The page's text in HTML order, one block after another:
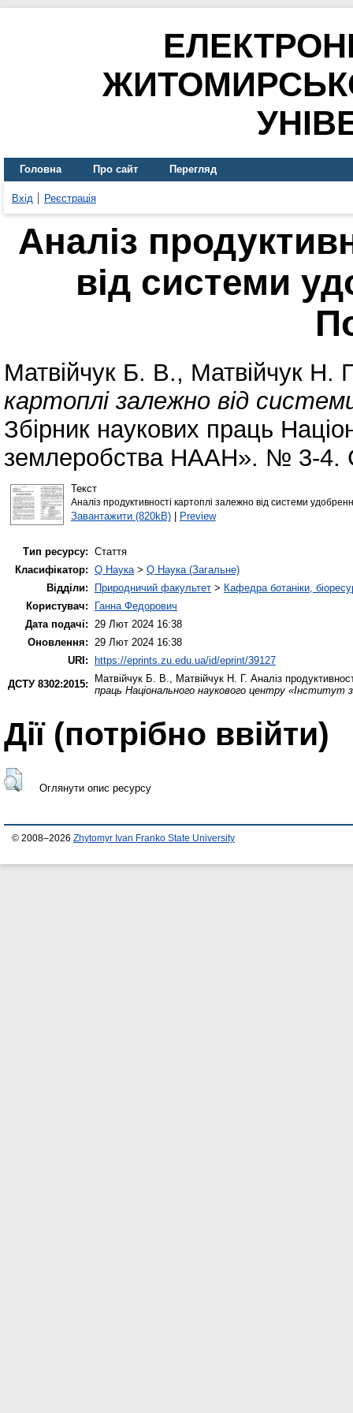
Головна Про сайт Перегляд
Вхід Реєстрація
Аналіз
від системи
Матвійчук Б. В., Матвійчук Н.
картоплі залежно від
Збірник наукових праць
землеробства НААН». № 3-4.
Текст
Аналіз продуктивності картоплі залежно від системи
Завантажити (820kB)| Preview
Тип ресурсу: Стаття
Класифікатор: Q Наука> Q Наука (Загальне)
Відділи:
Природничий факультет > Кафедра ботаніки,
Користувач:
Ганна Федорович
Дата подачі: 29 Лют 2024 16:38
Оновлення: 29 Лют 2024 16:38
URI:
https://eprints.zu.edu.ua/id/eprint/39127
ДСТУ 8302:2015:
Матвійчук Б. В., Матвійчук Н. Г. Аналіз
праць Національного наукового центру
Дії ​​(потрібно ввійти)
Оглянути опис ресурсу
© 2008–2026 Zhytomyr Ivan Franko State University